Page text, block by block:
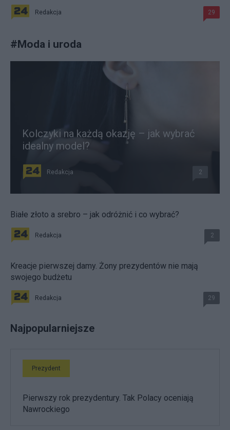
Redakcja 29
#Moda i uroda
Kolczyki na każdą okazję – jak wybrać
idealny model?
Redakcja 2
Białe złoto a srebro – jak odróżnić i co wybrać?
Redakcja 2
Kreacje pierwszej damy. Żony prezydentów nie mają
swojego budżetu
Redakcja 29
Najpopularniejsze
Prezydent
Pierwszy rok prezydentury. Tak Polacy oceniają
Nawrockiego